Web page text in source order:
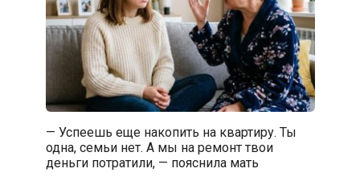
— Успеешь еще накопить на квартиру. Ты
одна, семьи нет. А мы на ремонт твои
деньги потратили, — пояснила мать